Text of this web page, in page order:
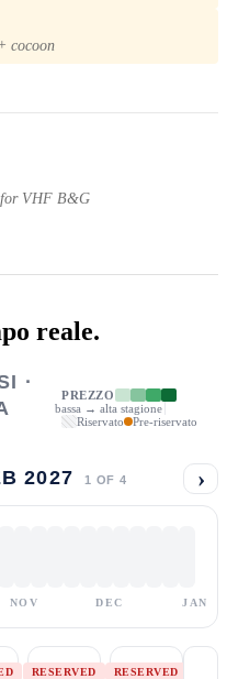
cocoon
for VHF B&G
reale.
·
PREZZO
bassa → alta stagione
Riservato
Pre-riservato
2027 1 OF 4 ›
NOV DEC JAN
RESERVED RESERVED